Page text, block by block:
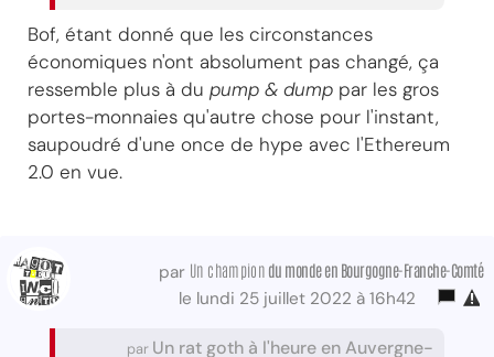
Bof, étant donné que les circonstances
économiques n'ont absolument pas changé, ça
ressemble plus à du pump & dump par les gros
portes-monnaies qu'autre chose pour l'instant,
saupoudré d'une once de hype avec l'Ethereum
2.0 en vue.
par Un champion du mondeen Bourgogne-Franche-Comté
le lundi 25 juillet 2022 à 16h42
par Un rat goth à l'heure en Auvergne-